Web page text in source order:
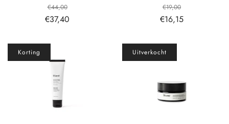
€44,00
€37,40
€19,00
€16,15
Korting Uitverkocht